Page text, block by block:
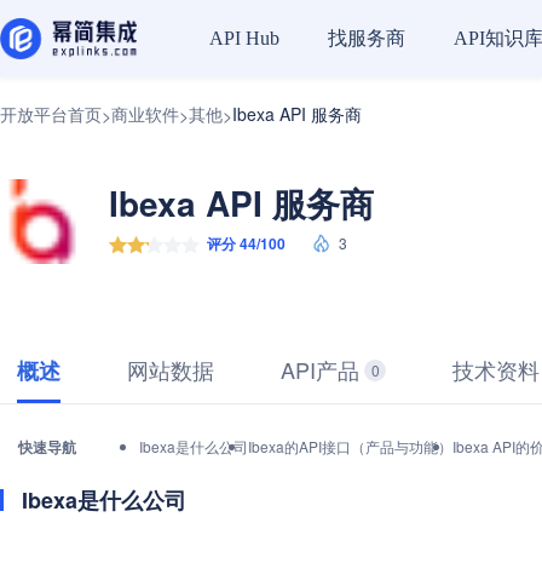
API Hub 找服务商 API知识库
开放平台首页>商业软件>其他>Ibexa API 服务商
Ibexa API 服务商
评分 44/100 3
概述 网站数据 API产品 0 技术资料
快速导航 Ibexa是什么公司Ibexa的API接口（产品与功能） Ibexa API的
Ibexa是什么公司